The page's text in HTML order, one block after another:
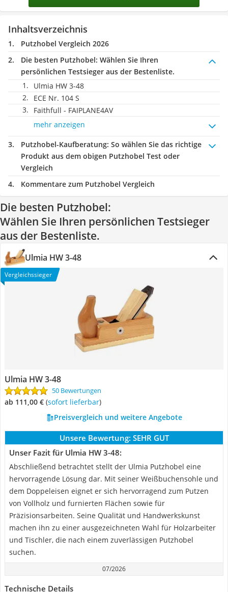
Inhaltsverzeichnis
Putzhobel Vergleich 2026
Die besten Putzhobel: Wählen Sie Ihren
persönlichen Testsieger aus der Bestenliste.
Ulmia HW 3-48
ECE Nr. 104 S
Faithfull - FAIPLANE4AV
mehr anzeigen
Putzhobel-Kaufberatung: So wählen Sie das richtige
Produkt aus dem obigen Putzhobel Test oder
Vergleich
Kommentare zum Putzhobel Vergleich
Die besten Putzhobel:
Wählen Sie Ihren persönlichen Testsieger
aus der Bestenliste.
Ulmia HW 3-48
Vergleichssieger
Ulmia HW 3-48
50 Bewertungen
ab 111,00 € ( Sofort lieferbar)
Preisvergleich und weitere Angebote
Unsere Bewertung: SEHR GUT
Unser Fazit für Ulmia HW 3-48:
Abschließend betrachtet stellt der Ulmia Putzhobel eine
hervorragende Lösung dar. Mit seiner Weißbuchensohle und
dem Doppeleisen eignet er sich hervorragend zum Putzen
von Vollholz und furnierten Flächen sowie für
Präzisionsarbeiten. Seine Qualität und Handwerkskunst
machen ihn zu einer ausgezeichneten Wahl für Holzarbeiter
und Tischler, die nach einem zuverlässigen Putzhobel
suchen.
07/2026
Technische Details